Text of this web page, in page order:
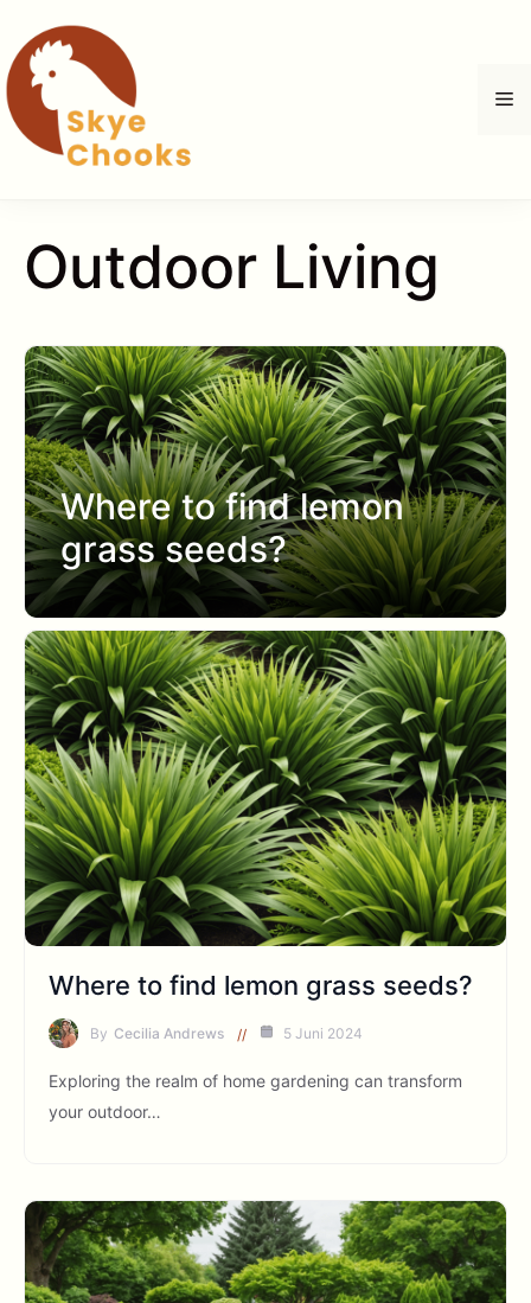
Inhalt
springen
Outdoor Living
Where to find lemon
grass seeds?
Where to find lemon grass seeds?
By Cecilia Andrews 5 Juni 2024
Exploring the realm of home gardening can transform
your outdoor…